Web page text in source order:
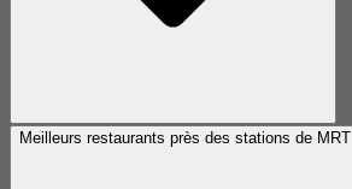
Meilleurs restaurants près des stations de MRT